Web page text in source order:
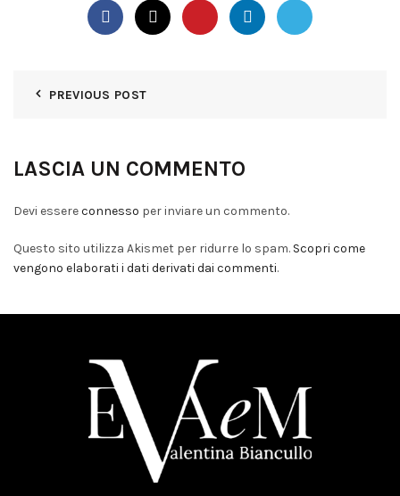
PREVIOUS POST
LASCIA UN COMMENTO
Devi essereconnesso per inviare un commento.
Questo sito utilizza Akismet per ridurre lo spam. Scopri come
vengono elaborati i dati derivati dai commenti.